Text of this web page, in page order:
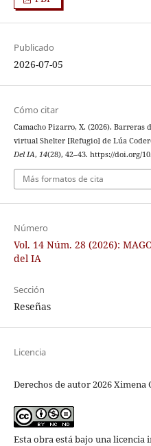
Publicado
2026-07-05
Cómo citar
Camacho Pizarro, X. (2026). Barreras
virtual Shelter [Refugio] de Lúa
Del IA, 14(28), 42–43. https://doi.org/
Más formatos de cita
Número
Vol. 14 Núm. 28 (2026):
del IA
Sección
Reseñas
Licencia
Derechos de autor 2026 Ximena
Esta obra está bajo una licencia